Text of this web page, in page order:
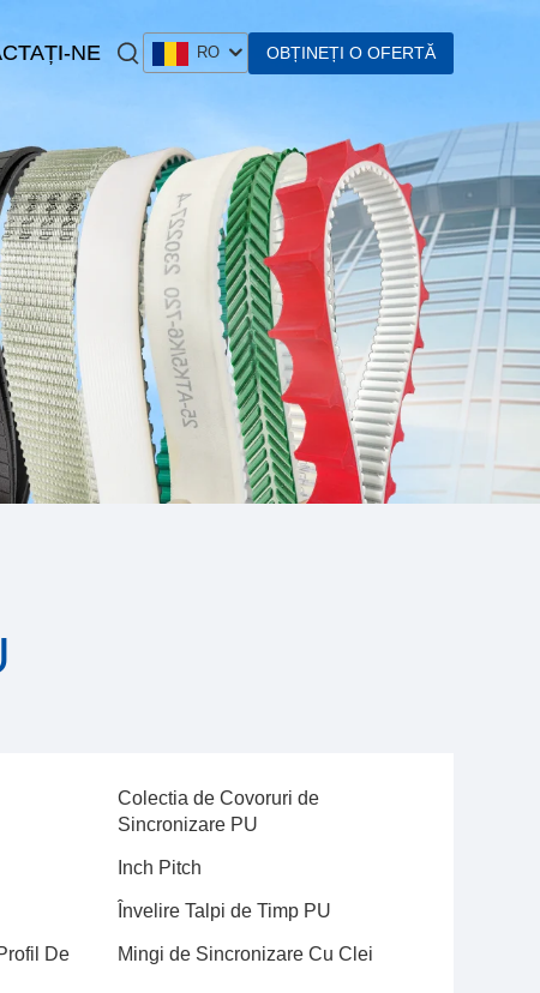
NE RO OBȚINEȚI O OFERTĂ
Colectia de Covoruri de
Sincronizare PU
Inch Pitch
Învelire Talpi de Timp PU
De
Mingi de Sincronizare Cu Clei